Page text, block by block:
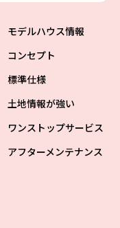
モデルハウス情報
コンセプト
標準仕様
土地情報が強い
ワンストップサービス
アフターメンテナンス